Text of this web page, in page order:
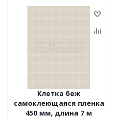
Клетка беж
самоклеющаяся пленка
450 мм, длина 7 м